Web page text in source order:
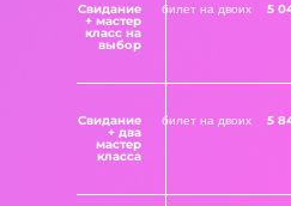
Свидание
+ мастер
класс на
выбор
билет на двоих 5
Свидание
+ два
мастер
класса
билет на двоих 5